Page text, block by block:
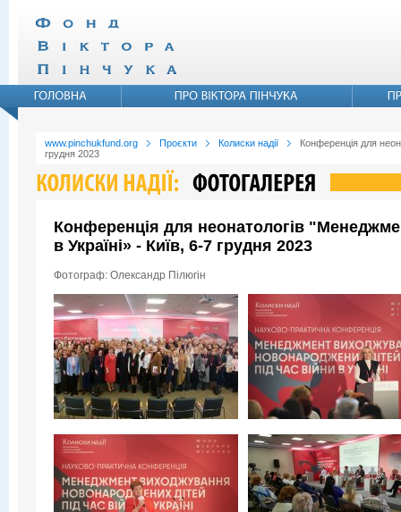
www.pinchukfund.org Проєкти Колиски надії
Конференція для
грудня 2023
Конференція для неонатологів
в Україні» - Київ, 6-7 грудня 2023
Фотограф: Олександр Пілюгін